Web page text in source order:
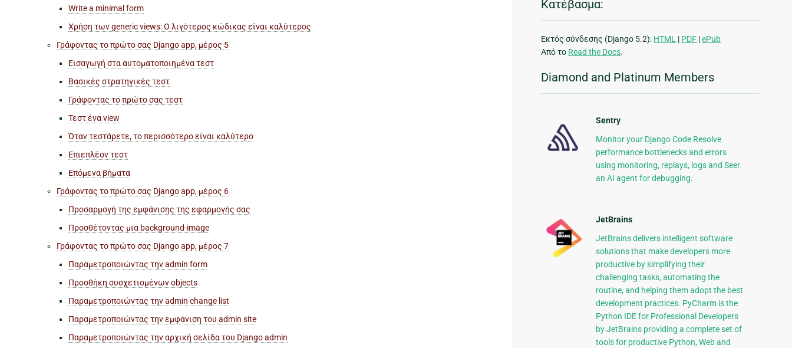
Write a minimal form
Χρήση των generic views: Ο λιγότερος κώδικας είναι καλύτερος
Γράφοντας το πρώτο σας Django app, μέρος 5
Εισαγωγή στα αυτοματοποιημένα τεστ
Βασικές στρατηγικές τεστ
Γράφοντας το πρώτο σας τεστ
Τεστ ένα view
Όταν τεστάρετε, το περισσότερο είναι καλύτερο
Επιεπλέον τεστ
Επόμενα βήματα
Γράφοντας το πρώτο σας Django app, μέρος 6
Προσαρμογή της εμφάνισης της εφαρμογής σας
Προσθέτοντας μια background-image
Γράφοντας το πρώτο σας Django app, μέρος 7
Παραμετροποιώντας την admin form
Προσθήκη συσχετισμένων objects
Παραμετροποιώντας την admin change list
Παραμετροποιώντας την εμφάνιση του admin site
Παραμετροποιώντας την αρχική σελίδα του Django admin
Κατέβασμα:
Εκτός σύνδεσης (Django 5.2): HTML | PDF |ePub
Από το Read the Docs.
Diamond and Platinum Members
Sentry
Monitor your Django Code Resolve
performance bottlenecks and errors
using monitoring, replays, logs and Seer
an AI agent for debugging.
JetBrains
JetBrains delivers intelligent software
solutions that make developers more
productive by simplifying their
challenging tasks, automating the
routine, and helping them adopt the best
development practices. PyCharm is the
Python IDE for Professional Developers
by JetBrains providing a complete set of
tools for productive Python, Web and